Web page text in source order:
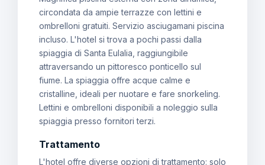
circondata da ampie terrazze con lettini e
ombrelloni gratuiti. Servizio asciugamani piscina
incluso. L'hotel si trova a pochi passi dalla
spiaggia di Santa Eulalia, raggiungibile
attraversando un pittoresco ponticello sul
fiume. La spiaggia offre acque calme e
cristalline, ideali per nuotare e fare snorkeling.
Lettini e ombrelloni disponibili a noleggio sulla
spiaggia presso fornitori terzi.
Trattamento
L'hotel offre diverse opzioni di trattamento: solo